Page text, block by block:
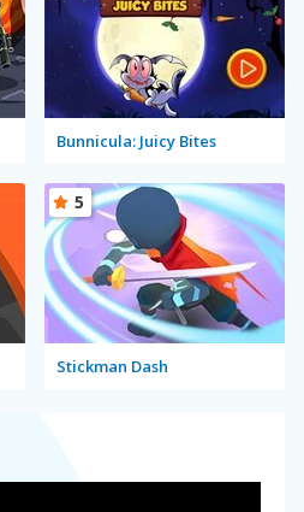
Bunnicula: Juicy Bites
Stickman Dash
5